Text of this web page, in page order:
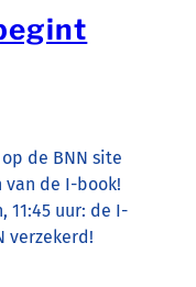
de BNN site
de I-book!
11:45 uur: de I-
verzekerd!